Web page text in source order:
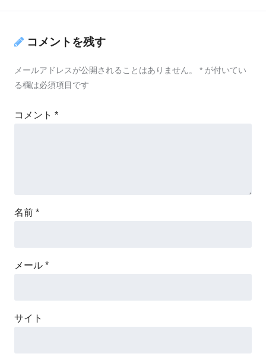
コメントを残す
メールアドレスが公開されることはありません。 * が付いてい
る欄は必須項目です
コメント *
名前 *
メール *
サイト